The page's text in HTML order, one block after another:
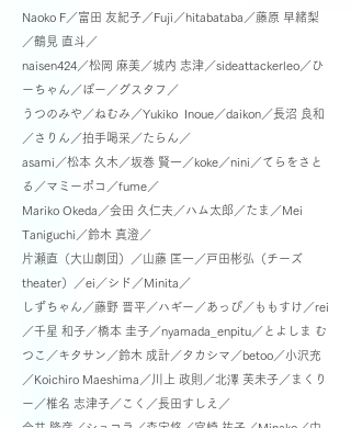
Naoko F／富田 友紀子／Fuji／hitabataba／藤原 早緒梨
／鶴見 直斗／
naisen424／松岡 麻美／城内 志津／sideattackerleo／ひ
ーちゃん／ぽー／グスタフ／
うつのみや／ねむみ／Yukiko Inoue／daikon／長沼 良和
／さりん／拍手喝采／たらん／
asami／松本 久木／坂巻 賢一／koke／nini／てらをさと
る／マミーポコ／fume／
Mariko Okeda／会田 久仁夫／ハム太郎／たま／Mei
Taniguchi／鈴木 真澄／
片瀬直（大山劇団）／山藤 匡一／戸田彬弘（チーズ
theater）／ei／シド／Minita／
しずちゃん／藤野 晋平／ハギー／あっぴ／ももすけ／rei
／千星 和子／橋本 圭子／nyamada_enpitu／とよしま む
つこ／キタサン／鈴木 成計／タカシマ／betoo／小沢充
／Koichiro Maeshima／川上 政則／北澤 芙未子／まくり
ー／椎名 志津子／こく／長田すしえ／